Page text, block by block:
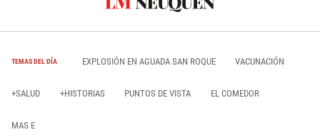
TEMAS DEL DÍA EXPLOSIÓN EN AGUADA SAN ROQUE VACUNACIÓN
+SALUD +HISTORIAS PUNTOS DE VISTA EL COMEDOR
MAS E